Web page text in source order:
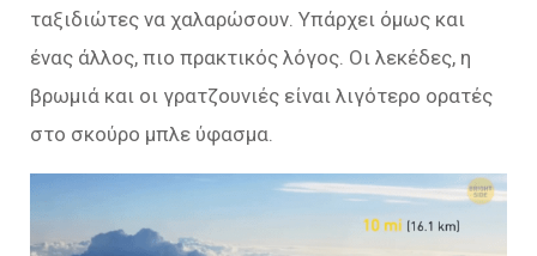
ταξιδιώτες να χαλαρώσουν. Υπάρχει όμως και
ένας άλλος, πιο πρακτικός λόγος. Οι λεκέδες, η
βρωμιά και οι γρατζουνιές είναι λιγότερο ορατές
στο σκούρο μπλε ύφασμα.